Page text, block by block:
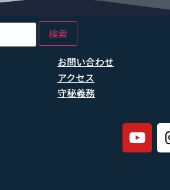
お問い合わせ
アクセス
守秘義務